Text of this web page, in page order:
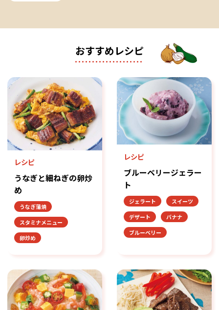
おすすめレシピ
レシピ
うなぎと細ねぎの卵炒
め
うなぎ蒲焼
スタミナメニュー
卵炒め
レシピ
ブルーベリージェラー
ト
ジェラート
スイーツ
デザート
バナナ
ブルーベリー